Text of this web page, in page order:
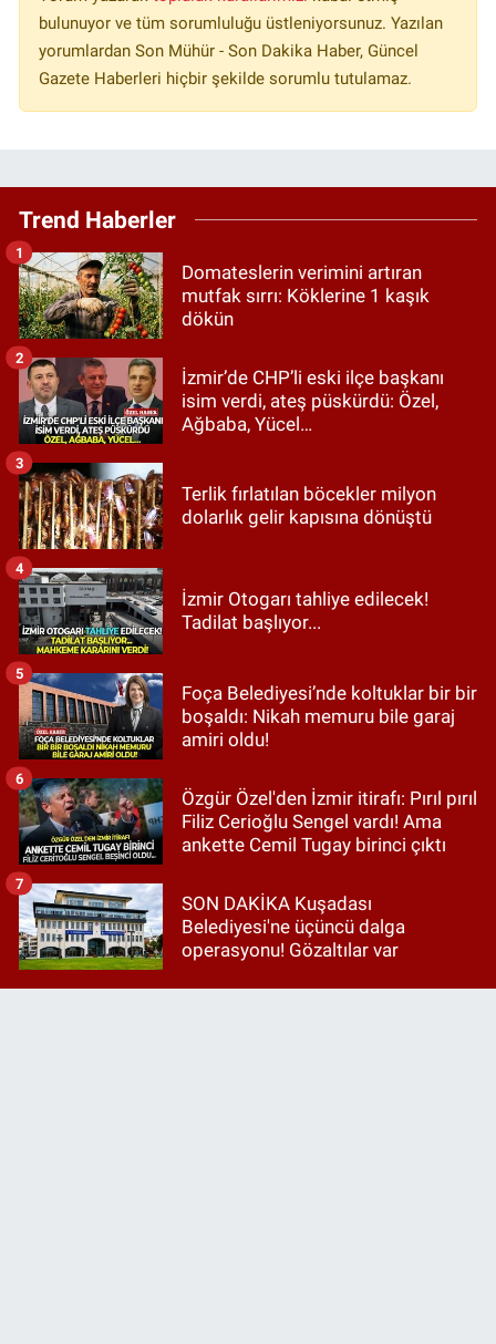
bulunuyor ve tüm sorumluluğu üstleniyorsunuz. Yazılan
yorumlardan Son Mühür - Son Dakika Haber, Güncel
Gazete Haberleri hiçbir şekilde sorumlu tutulamaz.
Trend Haberler
Domateslerin verimini artıran
mutfak sırrı: Köklerine 1 kaşık
dökün
1
İzmir’de CHP’li eski ilçe başkanı
isim verdi, ateş püskürdü: Özel,
Ağbaba, Yücel…
2
Terlik fırlatılan böcekler milyon
dolarlık gelir kapısına dönüştü
3
İzmir Otogarı tahliye edilecek!
Tadilat başlıyor...
4
Foça Belediyesi’nde koltuklar bir bir
boşaldı: Nikah memuru bile garaj
amiri oldu!
5
Özgür Özel'den İzmir itirafı: Pırıl pırıl
Filiz Cerioğlu Sengel vardı! Ama
ankette Cemil Tugay birinci çıktı
6
SON DAKİKA Kuşadası
Belediyesi'ne üçüncü dalga
operasyonu! Gözaltılar var
7